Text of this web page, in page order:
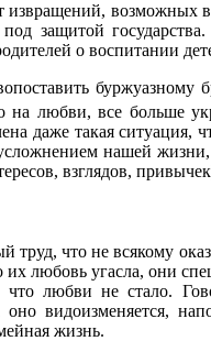
возможных
защитой
о воспитании
буржуазному
любви, все больше
даже такая ситуация,
нашей
взглядов,
что не всякому
любовь угасла, они
что любви не стало.
видоизменяется,
жизнь.